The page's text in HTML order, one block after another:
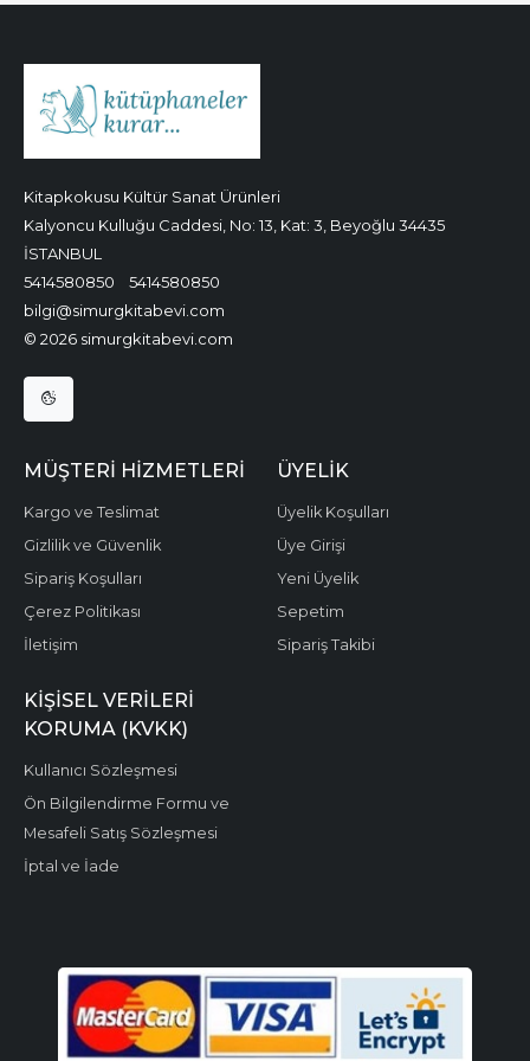
Kitapkokusu Kültür Sanat Ürünleri
Kalyoncu Kulluğu Caddesi, No: 13, Kat: 3, Beyoğlu 34435
İSTANBUL
5414580850
5414580850
bilgi@simurgkitabevi.com
© 2026 simurgkitabevi.com
MÜŞTERI HIZMETLERI
Kargo ve Teslimat
Gizlilik ve Güvenlik
Sipariş Koşulları
Çerez Politikası
İletişim
ÜYELIK
Üyelik Koşulları
Üye Girişi
Yeni Üyelik
Sepetim
Sipariş Takibi
KIŞISEL VERILERI
KORUMA (KVKK)
Kullanıcı Sözleşmesi
Ön Bilgilendirme Formu ve
Mesafeli Satış Sözleşmesi
İptal ve İade